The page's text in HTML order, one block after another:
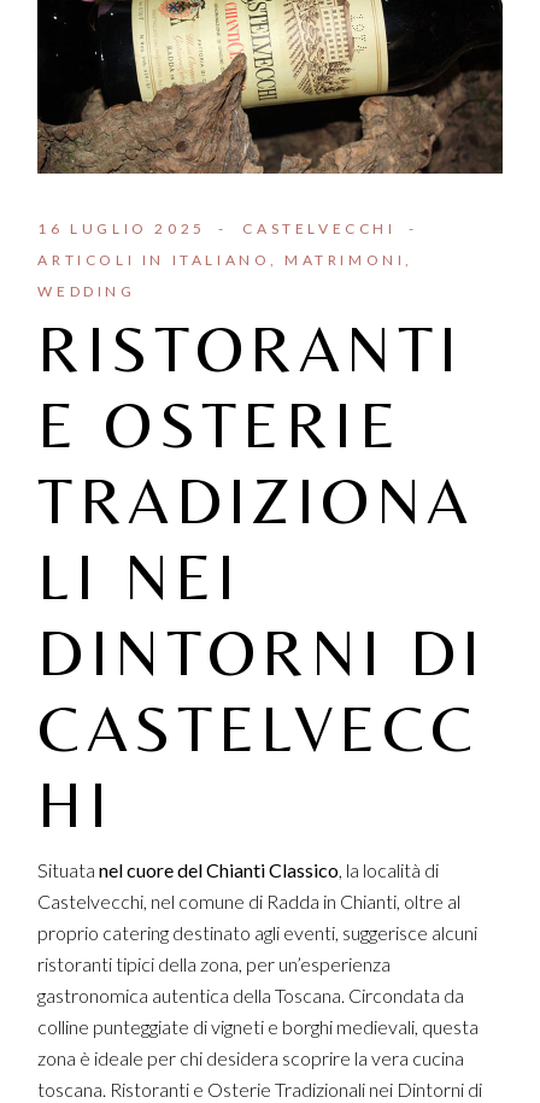
16 LUGLIO 2025
CASTELVECCHI
ARTICOLI IN ITALIANO
MATRIMONI
WEDDING
RISTORANTI
E OSTERIE
TRADIZIONA
LI NEI
DINTORNI DI
CASTELVECC
HI
Situatanel cuore del Chianti Classico, la località di
Castelvecchi, nel comune di Radda in Chianti, oltre al
proprio catering destinato agli eventi, suggerisce alcuni
ristoranti tipici della zona, per un’esperienza
gastronomica autentica della Toscana. Circondata da
colline punteggiate di vigneti e borghi medievali, questa
zona è ideale per chi desidera scoprire la vera cucina
toscana. Ristoranti e Osterie Tradizionali nei Dintorni di